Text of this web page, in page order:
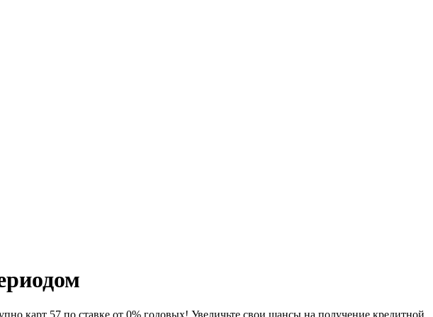
карт 57 по ставке от 0% годовых! Увеличьте свои шансы на получение кредитной